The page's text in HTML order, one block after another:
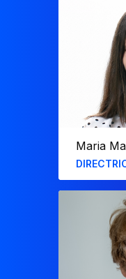
Il participe
définition et
d’entreprise.​
Antoine est
et
de la LSE.
Maria
l’Université
Maria a
Leader, elle
définition et